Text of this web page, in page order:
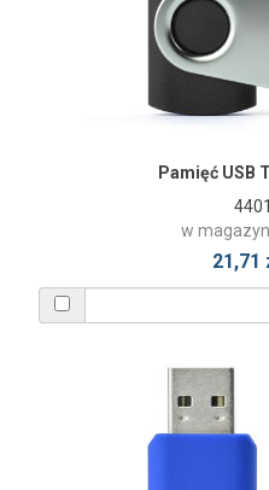
Pamięć USB
w
21,71